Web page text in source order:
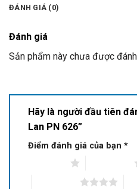
ĐÁNH GIÁ (0)
Đánh giá
Sản phẩm này chưa được
Hãy là người đầu tiên
Lan PN 626”
Điểm đánh giá của bạn *